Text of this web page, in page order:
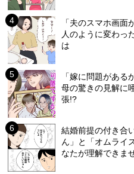
「夫のスマホ画
人のように変わっ
は
「嫁に問題があ
母の驚きの見解に
張!?
結婚前提の付き合
ん」と「オムライ
なたが理解できま